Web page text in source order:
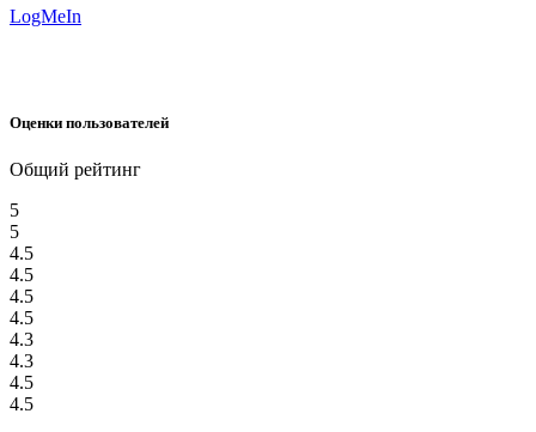
LogMeIn
Оценки пользователей
Общий рейтинг
5
5
4.5
4.5
4.5
4.5
4.3
4.3
4.5
4.5